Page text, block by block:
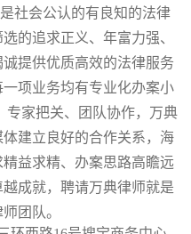
社会公认的有良知的法律
的追求正义、年富力强、
提供优质高效的法律服务
项业务均有专业化办案小
专家把关、团队协作，万典
建立良好的合作关系，海
益求精、办案思路高瞻远
成就，聘请万典律师就是
团队。